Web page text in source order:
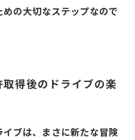
の大切なステップなので
得後のドライブの楽
ブは、まさに新たな冒険